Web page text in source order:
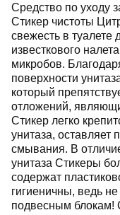
Средство по
Стикер чистоты
свежесть в
известкового
микробов.
поверхности
который
отложений,
Стикер легко
унитаза,
смывания. В
унитаза Стикеры
содержат
гигиеничны, ведь
подвесным блокам!